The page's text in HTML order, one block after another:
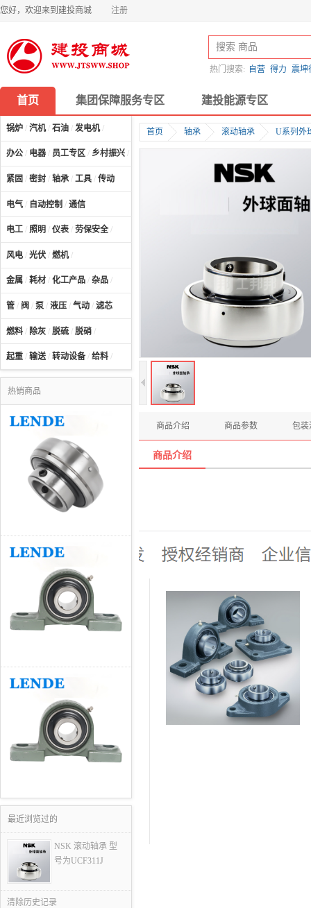
您好，欢迎来到建投商城 注册
热门搜索: 自营 得力 震坤
首页 集团保障服务专区 建投能源专区
锅炉 / 汽机/ 石油 / 发电机/
办公 / 电器 / 员工专区 / 乡村振兴 /
紧固 / 密封 / 轴承 / 工具 / 传动
电气 / 自动控制 / 通信
电工 / 照明 / 仪表 / 劳保安全 /
风电 / 光伏 / 燃机/
金属 / 耗材 / 化工产品 / 杂品 /
管 / 阀 / 泵 / 液压 / 气动 / 滤芯
燃料 / 除灰 / 脱硫 / 脱硝 /
起重 / 输送/ 转动设备 / 给料 /
热销商品
最近浏览过的
NSK 滚动轴承 型
号为UCF311J
清除历史记录
首页 轴承 滚动轴承 U系列外
商品介绍 商品参数 包装
商品介绍